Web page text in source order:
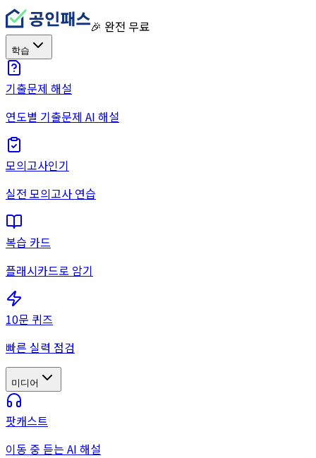
🎉 완전 무료
학습
기출문제 해설
연도별 기출문제 AI 해설
모의고사인기
실전 모의고사 연습
복습 카드
플래시카드로 암기
10문 퀴즈
빠른 실력 점검
미디어
팟캐스트
이동 중 듣는 AI 해설